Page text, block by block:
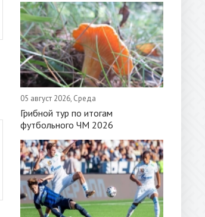
05 август 2026, Среда
Грибной тур по итогам
футбольного ЧМ 2026